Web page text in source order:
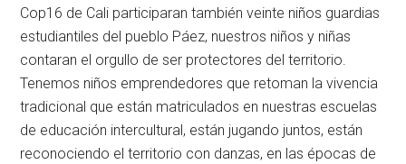
Cop16 de Cali participaran también veinte niños guardias
estudiantiles del pueblo Páez, nuestros niños y niñas
contaran el orgullo de ser protectores del territorio.
Tenemos niños emprendedores que retoman la vivencia
tradicional que están matriculados en nuestras escuelas
de educación intercultural, están jugando juntos, están
reconociendo el territorio con danzas, en las épocas de